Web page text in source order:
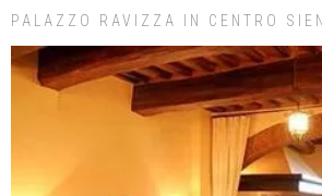
PALAZZO RAVIZZA IN CENTRO